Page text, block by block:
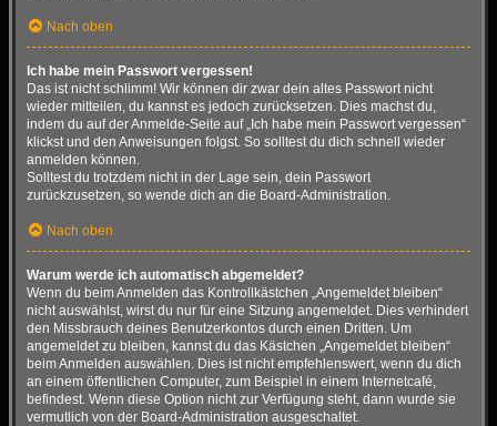
Nach oben
Ich habe mein Passwort vergessen!
Das ist nicht schlimm! Wir können dir zwar dein altes Passwort nicht
wieder mitteilen, du kannst es jedoch zurücksetzen. Dies machst du,
indem du auf der Anmelde-Seite auf „Ich habe mein Passwort vergessen“
klickst und den Anweisungen folgst. So solltest du dich schnell wieder
anmelden können.
Solltest du trotzdem nicht in der Lage sein, dein Passwort
zurückzusetzen, so wende dich an die Board-Administration.
Nach oben
Warum werde ich automatisch abgemeldet?
Wenn du beim Anmelden das Kontrollkästchen „Angemeldet bleiben“
nicht auswählst, wirst du nur für eine Sitzung angemeldet. Dies verhindert
den Missbrauch deines Benutzerkontos durch einen Dritten. Um
angemeldet zu bleiben, kannst du das Kästchen „Angemeldet bleiben“
beim Anmelden auswählen. Dies ist nicht empfehlenswert, wenn du dich
an einem öffentlichen Computer, zum Beispiel in einem Internetcafé,
befindest. Wenn diese Option nicht zur Verfügung steht, dann wurde sie
vermutlich von der Board-Administration ausgeschaltet.